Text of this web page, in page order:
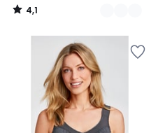
4,1
/